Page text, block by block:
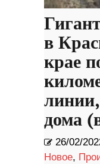
в
крае
дома
26/02/
Новое,